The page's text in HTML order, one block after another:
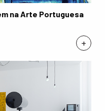
+
na Arte Portuguesa